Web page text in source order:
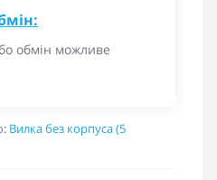
обмін можливе
Вилка без корпуса (5